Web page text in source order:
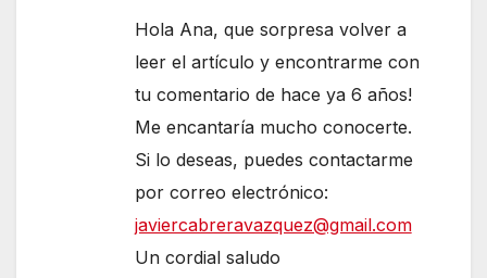
Hola Ana, que sorpresa volver a
leer el artículo y encontrarme con
tu comentario de hace ya 6 años!
Me encantaría mucho conocerte.
Si lo deseas, puedes contactarme
por correo electrónico:
javiercabreravazquez@gmail.com
Un cordial saludo